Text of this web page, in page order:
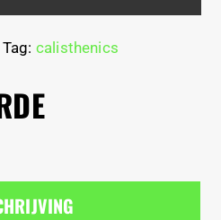
Tag: calisthenics